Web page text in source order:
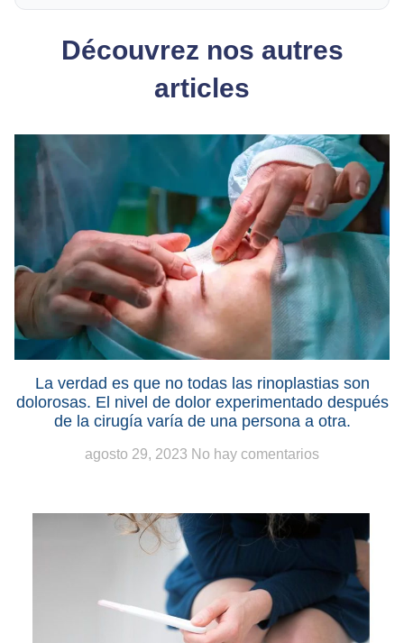
Découvrez nos autres
articles
La verdad es que no todas las rinoplastias son
dolorosas. El nivel de dolor experimentado después
de la cirugía varía de una persona a otra.
agosto 29, 2023 No hay comentarios